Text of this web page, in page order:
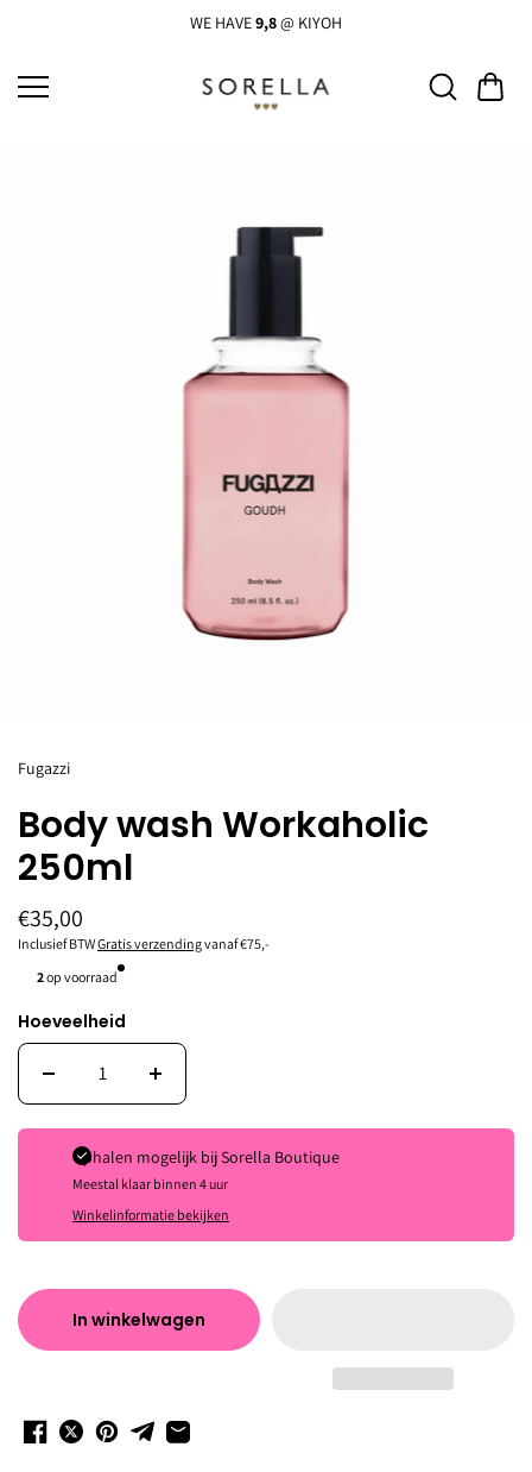
WE HAVE9,8@ KIYOH
Fugazzi
Body wash Workaholic
250ml
€35,00
Inclusief BTWGratis verzendingvanaf €75,-
2op voorraad
Hoeveelheid
Ophalen mogelijk bijSorella Boutique
Meestal klaar binnen 4 uur
Winkelinformatie bekijken
In winkelwagen